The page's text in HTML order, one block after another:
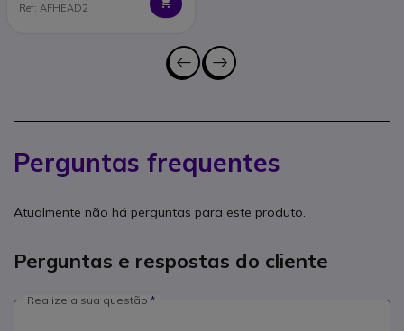
Ref: AFHEAD2
Perguntas frequentes
Atualmente não há perguntas para este produto.
Perguntas e respostas do cliente
Realize a sua questão